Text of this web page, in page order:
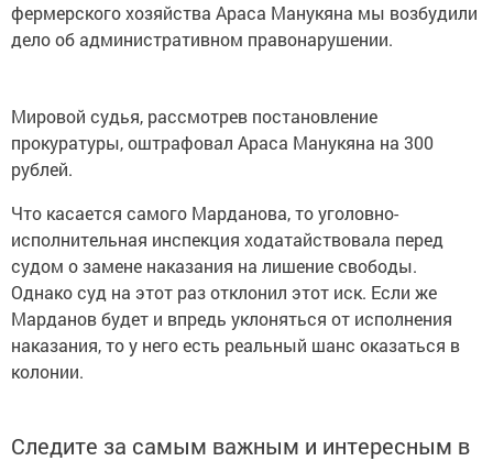
фермерского хозяйства Араса Манукяна мы возбудили
дело об административном правонарушении.
Мировой судья, рассмотрев постановление
прокуратуры, оштрафовал Араса Манукяна на 300
рублей.
Что касается самого Марданова, то уголовно-
исполнительная инспекция ходатайствовала перед
судом о замене наказания на лишение свободы.
Однако суд на этот раз отклонил этот иск. Если же
Марданов будет и впредь уклоняться от исполнения
наказания, то у него есть реальный шанс оказаться в
колонии.
Следите за самым важным и интересным в